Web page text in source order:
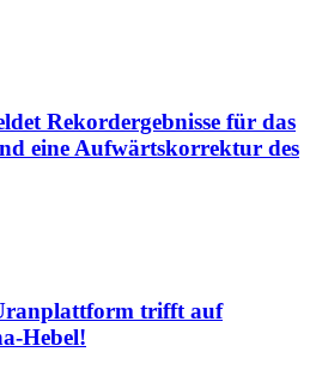
Rekordergebnisse für das
eine Aufwärtskorrektur des
trifft auf
Hebel!